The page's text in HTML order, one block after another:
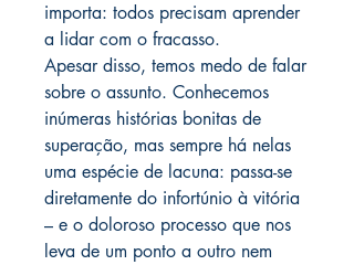
importa: todos precisam aprender
a lidar com o fracasso.
Apesar disso, temos medo de falar
sobre o assunto. Conhecemos
inúmeras histórias bonitas de
superação, mas sempre há nelas
uma espécie de lacuna: passa-se
diretamente do infortúnio à vitória
– e o doloroso processo que nos
leva de um ponto a outro nem